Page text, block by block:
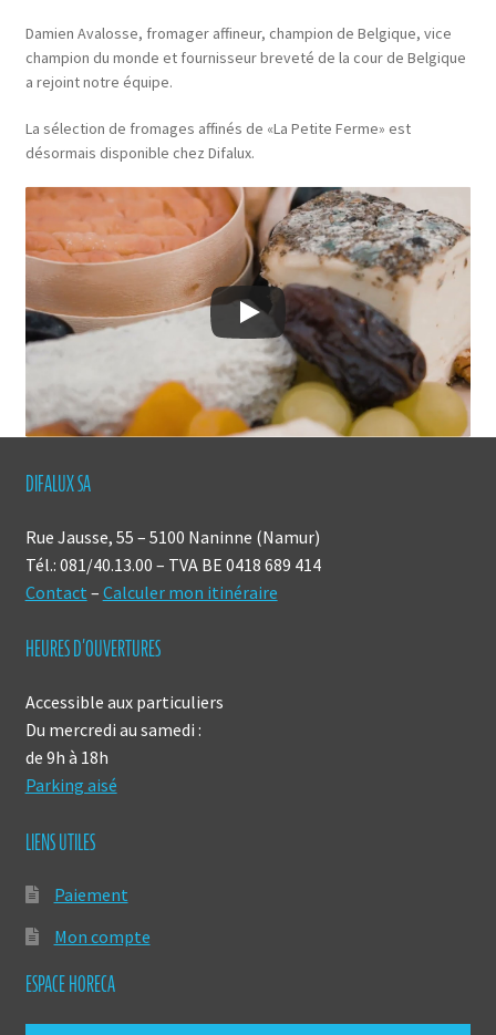
Damien Avalosse, fromager affineur, champion de Belgique, vice
champion du monde et fournisseur breveté de la cour de Belgique
a rejoint notre équipe.
La sélection de fromages affinés de «La Petite Ferme» est
désormais disponible chez Difalux.
DIFALUX SA
Rue Jausse, 55 – 5100 Naninne (Namur)
Tél.: 081/40.13.00 – TVA BE 0418 689 414
Contact – Calculer mon itinéraire
HEURES D’OUVERTURES
Accessible aux particuliers
Du mercredi au samedi :
de 9h à 18h
Parking aisé
LIENS UTILES
Paiement
Mon compte
ESPACE HORECA